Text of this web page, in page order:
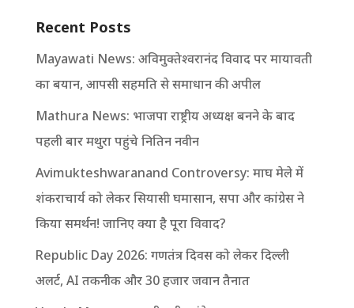
Recent Posts
Mayawati News: अविमुक्तेश्वरानंद विवाद पर मायावती
का बयान, आपसी सहमति से समाधान की अपील
Mathura News: भाजपा राष्ट्रीय अध्यक्ष बनने के बाद
पहली बार मथुरा पहुंचे नितिन नवीन
Avimukteshwaranand Controversy: माघ मेले में
शंकराचार्य को लेकर सियासी घमासान, सपा और कांग्रेस ने
किया समर्थन! जानिए क्या है पूरा विवाद?
Republic Day 2026: गणतंत्र दिवस को लेकर दिल्ली
अलर्ट, AI तकनीक और 30 हजार जवान तैनात